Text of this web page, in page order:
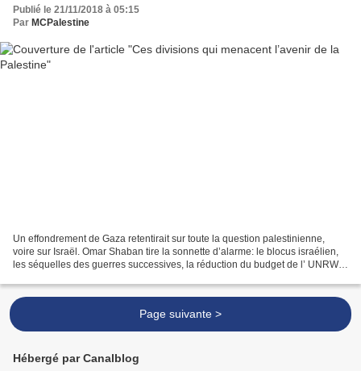
Publié le 21/11/2018 à 05:15
Par MCPalestine
Un effondrement de Gaza retentirait sur toute la question palestinienne,
voire sur Israël. Omar Shaban tire la sonnette d’alarme: le blocus israélien,
les séquelles des guerres successives, la réduction du budget de l’ UNRWA
Page suivante >
Hébergé par Canalblog